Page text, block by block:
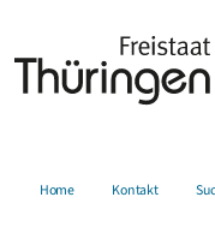
Home Kontakt